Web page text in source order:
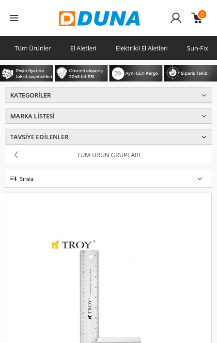
0
Tüm Ürünler El Aletleri Elektrikli El Aletleri Sun-Fix
KATEGORILER
MARKA LISTESI
TAVSIYE EDILENLER
TÜM ÜRÜN GRUPLARI
Sırala